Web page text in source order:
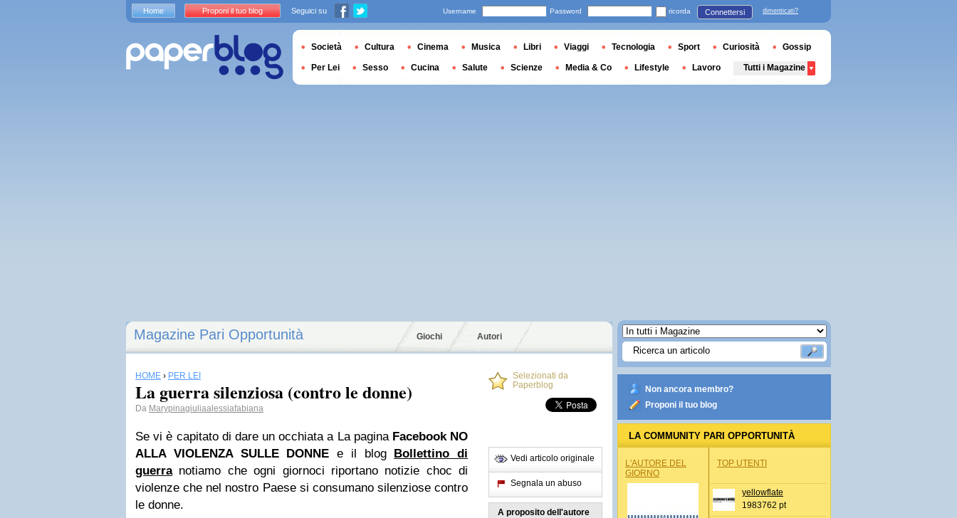
Magazine Pari Opportunità Giochi Autori
HOME › PER LEI
La guerra silenziosa (contro le donne)
Da Marypinagiuliaalessiafabiana
Se vi è capitato di dare un occhiata a La pagina Facebook NO
ALLA VIOLENZA SULLE DONNE e il blog Bollettino di
guerranotiamo che ogni giornoci riportano notizie choc di
violenze che nel nostro Paese si consumano silenziose contro
le donne.
Selezionati da
Paperblog
Vedi articolo originale
Segnala un abuso
A proposito dell'autore
Non ancora membro?
Proponi il tuo blog
LA COMMUNITY PARI OPPORTUNITÀ
L'AUTORE DEL
GIORNO
TOP UTENTI
yellowflate
1983762 pt
Home Proponi il tuo blog Seguici su Username Password ricorda Connettersi dimenticati?
Società Cultura Cinema Musica Libri Viaggi Tecnologia Sport Curiosità Gossip
Per Lei Sesso Cucina Salute Scienze Media & Co Lifestyle Lavoro Tutti i Magazine